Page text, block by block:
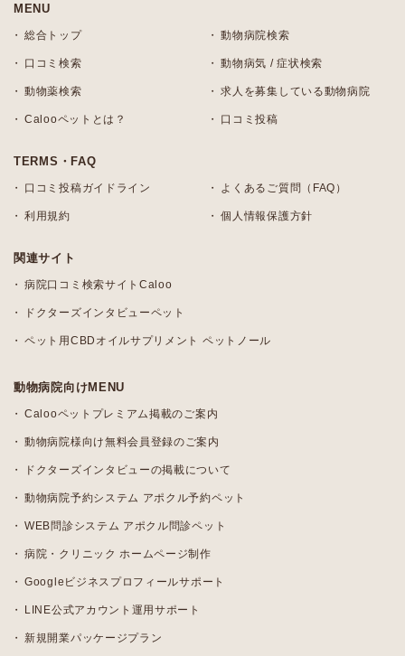
MENU
総合トップ 動物病院検索
口コミ検索 動物病気 / 症状検索
動物薬検索 求人を募集している動物病院
Calooペットとは？ 口コミ投稿
TERMS・FAQ
口コミ投稿ガイドライン よくあるご質問（FAQ）
利用規約 個人情報保護方針
関連サイト
病院口コミ検索サイトCaloo
ドクターズインタビューペット
ペット用CBDオイルサプリメント ペットノール
動物病院向けMENU
Calooペットプレミアム掲載のご案内
動物病院様向け無料会員登録のご案内
ドクターズインタビューの掲載について
動物病院予約システム アポクル予約ペット
WEB問診システム アポクル問診ペット
病院・クリニック ホームページ制作
Googleビジネスプロフィールサポート
LINE公式アカウント運用サポート
新規開業パッケージプラン